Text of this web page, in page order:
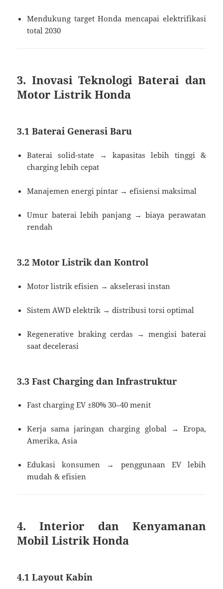
Mendukung target Honda mencapai elektrifikasi
total 2030
3. Inovasi Teknologi Baterai dan
Motor Listrik Honda
3.1 Baterai Generasi Baru
Baterai solid-state → kapasitas lebih tinggi &
charging lebih cepat
Manajemen energi pintar → efisiensi maksimal
Umur baterai lebih panjang → biaya perawatan
rendah
3.2 Motor Listrik dan Kontrol
Motor listrik efisien → akselerasi instan
Sistem AWD elektrik → distribusi torsi optimal
Regenerative braking cerdas → mengisi baterai
saat decelerasi
3.3 Fast Charging dan Infrastruktur
Fast charging EV ±80% 30–40 menit
Kerja sama jaringan charging global → Eropa,
Amerika, Asia
Edukasi konsumen → penggunaan EV lebih
mudah & efisien
4. Interior dan Kenyamanan
Mobil Listrik Honda
4.1 Layout Kabin